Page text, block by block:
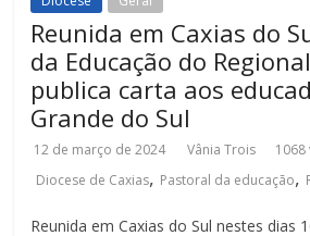
Reunida em Caxias do
da Educação do
publica carta aos
Grande do Sul
12 de março de 2024 Vânia Trois
1068
Diocese de Caxias, Pastoral da educação,
Reunida em Caxias do Sul nestes dias